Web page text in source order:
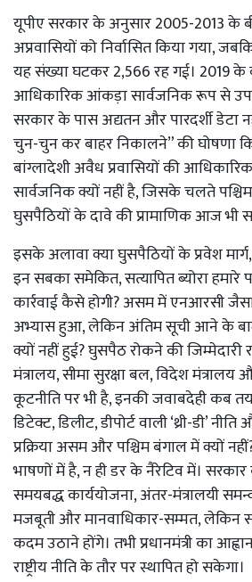
यूपीए सरकार के अनुसार 2005-2013 के
अप्रवासियों को निर्वासित किया गया,
यह संख्या घटकर 2,566 रह गई। 2019 के
आधिकारिक आंकड़ा सार्वजनिक रूप से
सरकार के पास अद्यतन और पारदर्शी डेटा
चुन-चुन कर बाहर निकालने” की घोषणा
बांग्लादेशी अवैध प्रवासियों की
सार्वजनिक क्यों नहीं है, जिसके चलते
घुसपैठियों के दावे की प्रामाणिक आज भी
इसके अलावा क्या घुसपैठियों के प्रवेश मार्ग,
इन सबका समेकित, सत्यापित ब्योरा हमारे
कार्रवाई कैसे होगी? असम में एनआरसी
अभ्यास हुआ, लेकिन अंतिम सूची आने के बाद
क्यों नहीं हुई? घुसपैठ रोकने की जिम्मेदारी
मंत्रालय, सीमा सुरक्षा बल, विदेश
कूटनीति पर भी है, इनकी जवाबदेही कब
डिटेक्ट, डिलीट, डीपोर्ट वाली ‘थ्री-डी’
प्रक्रिया असम और पश्चिम बंगाल में क्यों
भाषणों में है, न ही डर के नैरेटिव में।
समयबद्ध कार्ययोजना, अंतर-मंत्रालयी
मजबूती और मानवाधिकार-सम्मत, लेकिन
कदम उठाने होंगे। तभी प्रधानमंत्री का
राष्ट्रीय नीति के तौर पर स्थापित हो सकेगा।